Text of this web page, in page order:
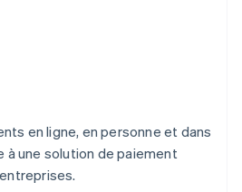
en ligne, en personne et dans
à une solution de paiement